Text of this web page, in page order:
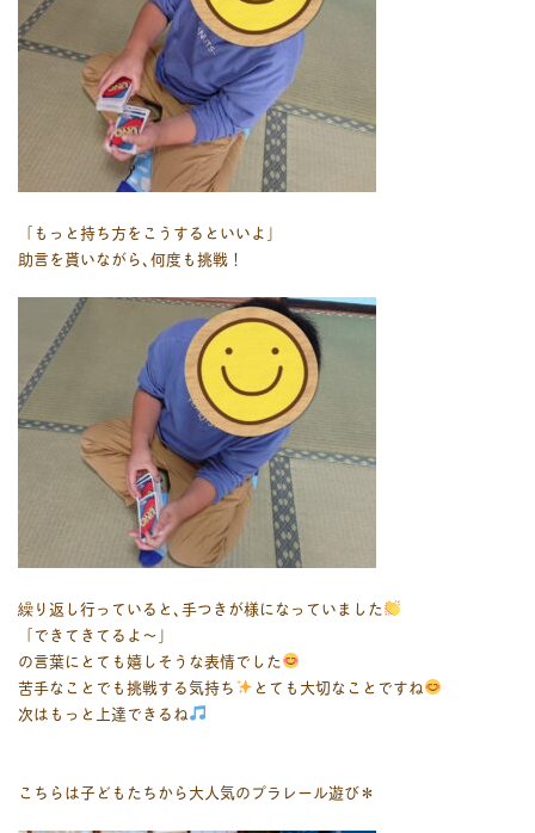
「もっと持ち方をこうするといいよ」
助言を貰いながら､何度も挑戦！
繰り返し行っていると､手つきが様になっていました
「できてきてるよ～」
の言葉にとても嬉しそうな表情でした
苦手なことでも挑戦する気持ち
とても大切なことですね
次はもっと上達できるね
こちらは子どもたちから大人気のプラレール遊び＊